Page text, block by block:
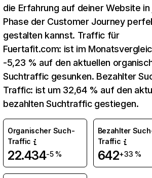
die Erfahrung auf deiner Website
Phase der Customer Journey
gestalten kannst. Traffic für
Fuertafit.com: ist im
-5,23 % auf den aktuellen
Suchtraffic gesunken. Bezahlter
Traffic: ist um 32,64 % auf den
bezahlten Suchtraffic gestiegen.
Organischer Such-
Traffic
22.434-5 %
Bezahlter
Traffic
642+33 %